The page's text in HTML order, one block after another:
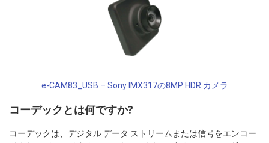
e-CAM83_USB – Sony IMX317の8MP HDR カメラ
コーデックとは何ですか?
コーデックは、デジタル データ ストリームまたは信号をエンコー